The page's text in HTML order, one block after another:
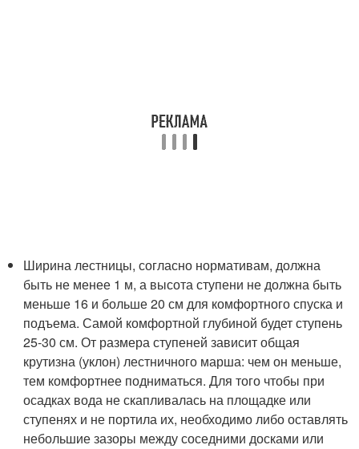
Ширина лестницы, согласно нормативам, должна
быть не менее 1 м, а высота ступени не должна быть
меньше 16 и больше 20 см для комфортного спуска и
подъема. Самой комфортной глубиной будет ступень
25-30 см. От размера ступеней зависит общая
крутизна (уклон) лестничного марша: чем он меньше,
тем комфортнее подниматься. Для того чтобы при
осадках вода не скапливалась на площадке или
ступенях и не портила их, необходимо либо оставлять
небольшие зазоры между соседними досками или